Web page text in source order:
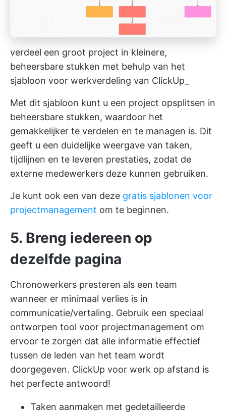
verdeel een groot project in kleinere,
beheersbare stukken met behulp van het
sjabloon voor werkverdeling van ClickUp_
Met dit sjabloon kunt u een project opsplitsen in
beheersbare stukken, waardoor het
gemakkelijker te verdelen en te managen is. Dit
geeft u een duidelijke weergave van taken,
tijdlijnen en te leveren prestaties, zodat de
externe medewerkers deze kunnen gebruiken.
Je kunt ook een van deze gratis sjablonen voor
projectmanagement om te beginnen.
5. Breng iedereen op
dezelfde pagina
Chronowerkers presteren als een team
wanneer er minimaal verlies is in
communicatie/vertaling. Gebruik een speciaal
ontworpen tool voor projectmanagement om
ervoor te zorgen dat alle informatie effectief
tussen de leden van het team wordt
doorgegeven. ClickUp voor werk op afstand is
het perfecte antwoord!
Taken aanmaken met gedetailleerde